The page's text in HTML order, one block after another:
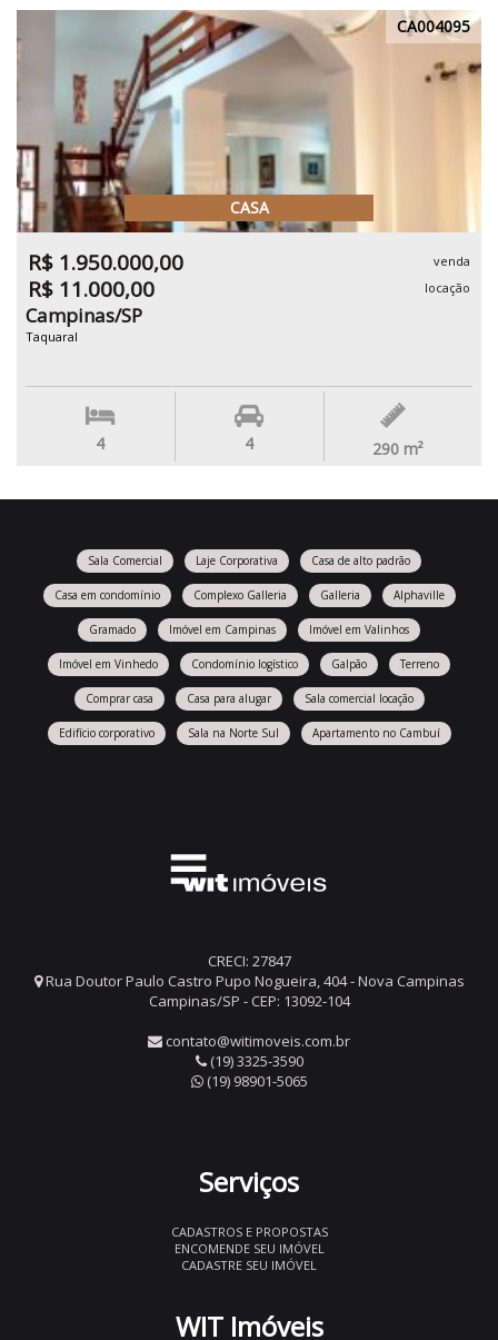
CA004095
CASA
R$ 1.950.000,00 venda
R$ 11.000,00 locação
Campinas/SP
Taquaral
4 4 290 m²
Sala Comercial Laje Corporativa Casa de alto padrão
Casa em condomínio Complexo Galleria Galleria Alphaville
Gramado Imóvel em Campinas Imóvel em Valinhos
Imóvel em Vinhedo Condomínio logístico Galpão Terreno
Comprar casa Casa para alugar Sala comercial locação
Edifício corporativo Sala na Norte Sul Apartamento no Cambuí
CRECI: 27847
Rua Doutor Paulo Castro Pupo Nogueira, 404 - Nova Campinas
Campinas/SP - CEP: 13092-104
contato@witimoveis.com.br
(19) 3325-3590
(19) 98901-5065
Serviços
CADASTROS E PROPOSTAS
ENCOMENDE SEU IMÓVEL
CADASTRE SEU IMÓVEL
WIT Imóveis